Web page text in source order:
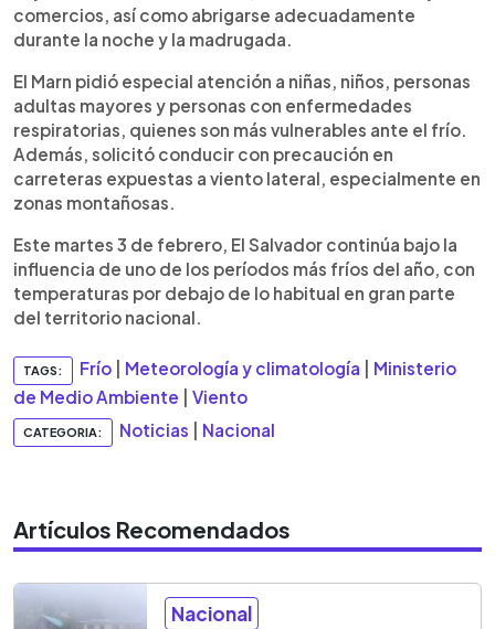
comercios, así como abrigarse adecuadamente
durante la noche y la madrugada.
El Marn pidió especial atención a niñas, niños, personas
adultas mayores y personas con enfermedades
respiratorias, quienes son más vulnerables ante el frío.
Además, solicitó conducir con precaución en
carreteras expuestas a viento lateral, especialmente en
zonas montañosas.
Este martes 3 de febrero, El Salvador continúa bajo la
influencia de uno de los períodos más fríos del año, con
temperaturas por debajo de lo habitual en gran parte
del territorio nacional.
TAGS: Frío Meteorología y climatología
Ministerio
de Medio Ambiente
Viento
CATEGORIA: Noticias Nacional
Artículos Recomendados
Nacional